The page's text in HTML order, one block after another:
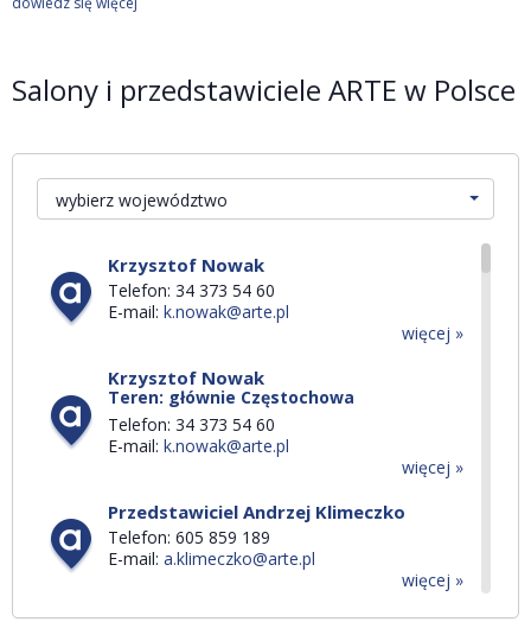
Salony i przedstawiciele ARTE w Polsce
wybierz województwo
Krzysztof Nowak
Telefon: 34 373 54 60
E-mail: k.nowak@arte.pl
więcej »
Krzysztof Nowak
Teren: głównie Częstochowa
Telefon: 34 373 54 60
E-mail: k.nowak@arte.pl
więcej »
Przedstawiciel Andrzej Klimeczko
Telefon: 605 859 189
E-mail: a.klimeczko@arte.pl
więcej »